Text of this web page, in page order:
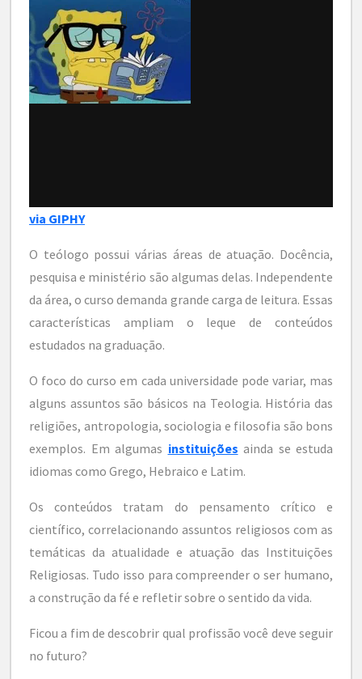
via GIPHY
O teólogo possui várias áreas de atuação. Docência,
pesquisa e ministério são algumas delas. Independente
da área, o curso demanda grande carga de leitura. Essas
características ampliam o leque de conteúdos
estudados na graduação.
O foco do curso em cada universidade pode variar, mas
alguns assuntos são básicos na Teologia. História das
religiões, antropologia, sociologia e filosofia são bons
exemplos. Em algumas instituições ainda se estuda
idiomas como Grego, Hebraico e Latim.
Os conteúdos tratam do pensamento crítico e
científico, correlacionando assuntos religiosos com as
temáticas da atualidade e atuação das Instituições
Religiosas. Tudo isso para compreender o ser humano,
a construção da fé e refletir sobre o sentido da vida.
Ficou a fim de descobrir qual profissão você deve seguir
no futuro?